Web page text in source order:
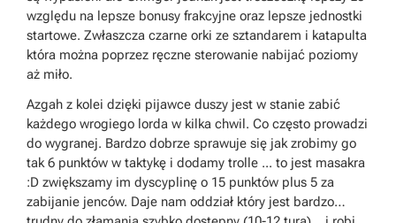
względu na lepsze bonusy frakcyjne oraz lepsze jednostki
startowe. Zwłaszcza czarne orki ze sztandarem i katapulta
która można poprzez ręczne sterowanie nabijać poziomy
aż miło.
Azgah z kolei dzięki pijawce duszy jest w stanie zabić
każdego wrogiego lorda w kilka chwil. Co często prowadzi
do wygranej. Bardzo dobrze sprawuje się jak zrobimy go
tak 6 punktów w taktykę i dodamy trolle ... to jest masakra
:D zwiększamy im dyscyplinę o 15 punktów plus 5 za
zabijanie jenców. Daje nam oddział który jest bardzo